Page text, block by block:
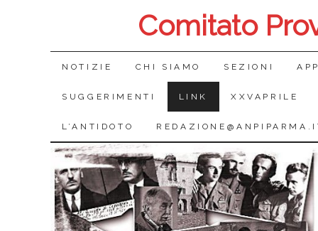
Comitato
SALTA
IL
CONTENUTO
NOTIZIE CHI SIAMO SEZIONI
SUGGERIMENTI LINK XXVAPRILE
L’ANTIDOTO